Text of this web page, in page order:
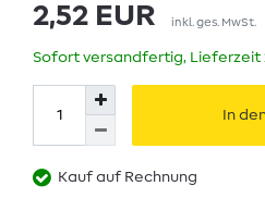
2,52 EUR inkl. ges. MwSt.
Sofort versandfertig, Lieferzeit
In
Kauf auf Rechnung